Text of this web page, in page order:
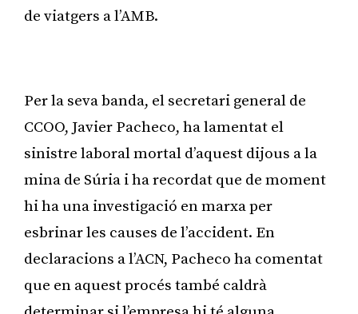
de viatgers a l’AMB.
Per la seva banda, el secretari general de
CCOO, Javier Pacheco, ha lamentat el
sinistre laboral mortal d’aquest dijous a la
mina de Súria i ha recordat que de moment
hi ha una investigació en marxa per
esbrinar les causes de l’accident. En
declaracions a l’ACN, Pacheco ha comentat
que en aquest procés també caldrà